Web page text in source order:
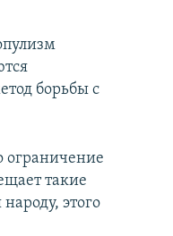
борьбы с
ограничение
такие
этого